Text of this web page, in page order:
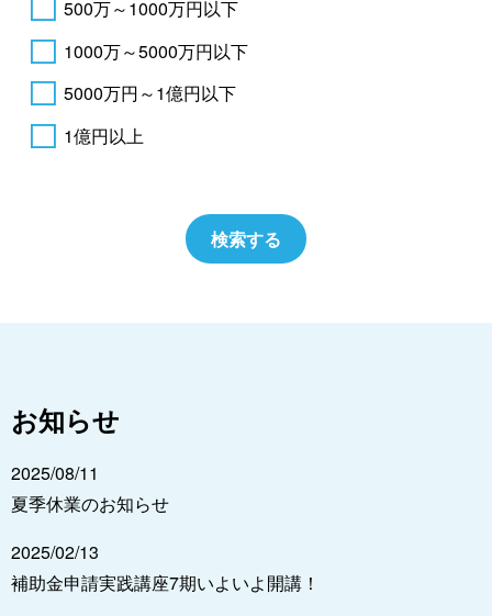
500万～1000万円以下
1000万～5000万円以下
5000万円～1億円以下
1億円以上
お知らせ
2025/08/11
夏季休業のお知らせ
2025/02/13
補助金申請実践講座7期いよいよ開講！